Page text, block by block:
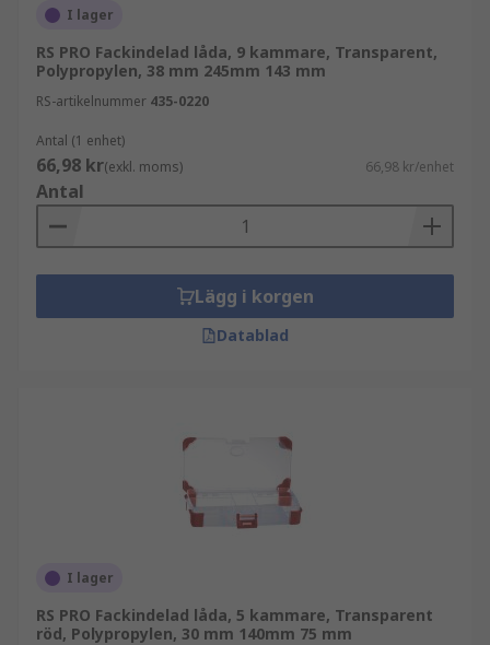
I lager
RS PRO Fackindelad låda, 9 kammare, Transparent,
Polypropylen, 38 mm 245mm 143 mm
RS-artikelnummer 435-0220
Antal (1 enhet)
66,98 kr(exkl. moms) 66,98 kr/enhet
Antal
Lägg i korgen
Datablad
I lager
RS PRO Fackindelad låda, 5 kammare, Transparent
röd, Polypropylen, 30 mm 140mm 75 mm